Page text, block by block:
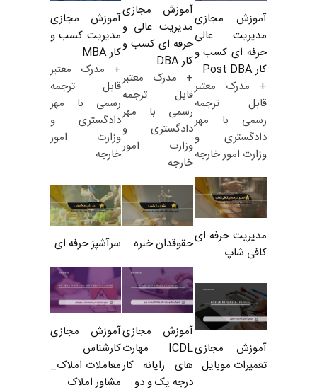
آموزش مجازی
مدیریت عالی
حرفه ای کسب و
کار Post DBA
+ مدرک معتبر
قابل ترجمه
رسمی با مهر
دادگستری و
وزارت امور خارجه
آموزش مجازی
مدیریت عالی و
حرفه ای کسب و
کار DBA
+ مدرک معتبر
قابل ترجمه
رسمی با مهر
دادگستری و
وزارت امور
خارجه
آموزش مجازی
مدیریت کسب و
کار MBA
+ مدرک معتبر
قابل ترجمه
رسمی با مهر
دادگستری و
وزارت امور
خارجه
مدیریت حرفه ای
کافی شاپ
حقوقدان خبره سرآشپز حرفه ای
آموزش مجازی
تعمیرات موبایل
آموزش مجازی
ICDL مهارت
های رایانه کار
درجه یک و دو
آموزش مجازی
کارشناس
معاملات املاک_
مشاور املاک